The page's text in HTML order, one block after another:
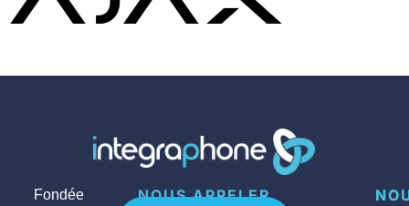
Fondée
NOUS APPELER